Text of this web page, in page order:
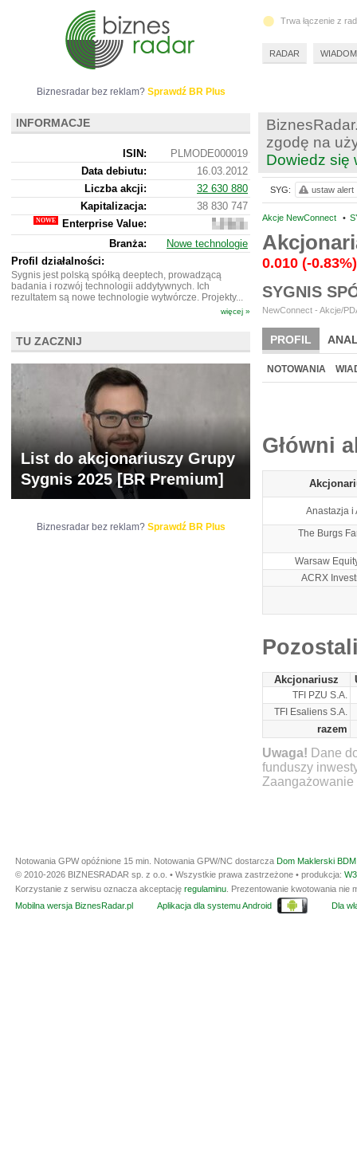
zgodę na
Dowiedz się
Akcje NewConnect •
0.010 (-0.83%)
SYGNIS
NewConnect - Akcje/
PROFIL
BR LAB
NOTOWANIA
Główni
Anastazja i
The Burgs
Warsaw
ACRX
Akcjonariusz
TFI PZU S.A.
TFI Esaliens S.A.
razem
Uwaga! Dane
funduszy
Zaangażowanie
SYG: ustaw alert
Biznesradar bez reklam? Sprawdź BR Plus
INFORMACJE
ISIN:
PLMODE000019
Data debiutu:
16.03.2012
Liczba akcji:
32 630 880
Kapitalizacja:
38 830 747
Enterprise Value:
37
501
747
Branża:
Nowe technologie
Profil działalności:
Sygnis jest polską spółką deeptech, prowadzącą
badania i rozwój technologii addytywnych. Ich
rezultatem są nowe technologie wytwórcze. Projekty...
więcej »
TU ZACZNIJ
List do akcjonariuszy Grupy
Sygnis 2025 [BR Premium]
Biznesradar bez reklam? Sprawdź BR Plus
Trwa łączenie z
RADAR
Notowania GPW opóźnione 15 min. Notowania GPW/NC dostarcza Dom Maklerski
© 2010-2026 BIZNESRADAR sp. z o.o. • Wszystkie prawa zastrzeżone • produkcja:
Korzystanie z serwisu oznacza akceptację regulaminu . Prezentowanie kwotowania
Mobilna wersja BiznesRadar.pl
Aplikacja dla systemu Android Dla